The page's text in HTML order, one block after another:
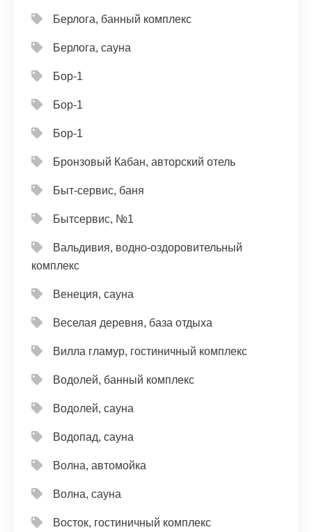
Берлога, банный комплекс
Берлога, сауна
Бор-1
Бор-1
Бор-1
Бронзовый Кабан, авторский отель
Быт-сервис, баня
Бытсервис, №1
Вальдивия, водно-оздоровительный
комплекс
Венеция, сауна
Веселая деревня, база отдыха
Вилла гламур, гостиничный комплекс
Водолей, банный комплекс
Водолей, сауна
Водопад, сауна
Волна, автомойка
Волна, сауна
Восток, гостиничный комплекс